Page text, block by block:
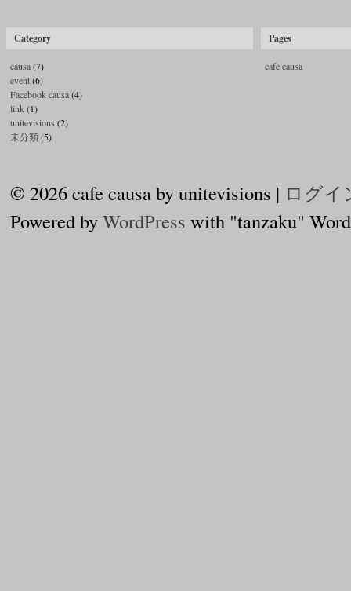
Category
causa(7)
event(6)
Facebook causa(4)
link (1)
unitevisions (2)
未分類(5)
Pages
cafe causa
© 2026 cafe causa by unitevisions | ログイ
Powered byWordPress with "tanzaku"